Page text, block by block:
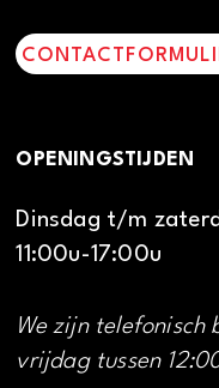
OPENINGSTIJDEN
Dinsdag t/m
11:00u-17:00u
We zijn
vrijdag tussen